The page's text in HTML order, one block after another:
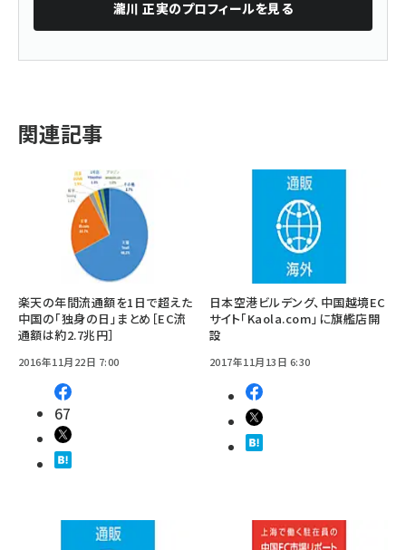
瀧川 正実のプロフィールを見る
関連記事
楽天の年間流通額を1日で超えた
中国の「独身の日」まとめ［EC流
通額は約2.7兆円］
2016年11月22日 7:00
67
日本空港ビルデング、中国越境EC
サイト「Kaola.com」に旗艦店開
設
2017年11月13日 6:30